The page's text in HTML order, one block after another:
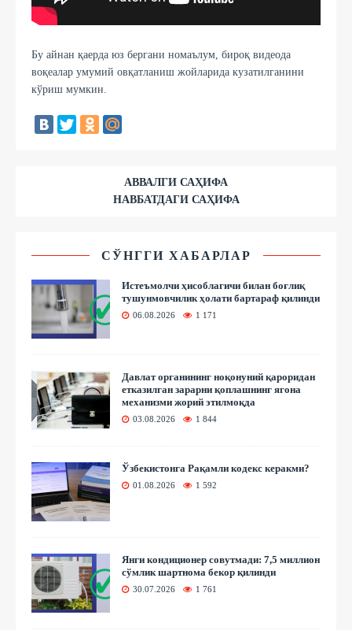
Бу айнан қаерда юз бергани номаълум, бироқ видеода
воқеалар умумий овқатланиш жойларида кузатилганини
кўриш мумкин.
АВВАЛГИ САҲИФА
НАВБАТДАГИ САҲИФА
СЎНГГИ ХАБАРЛАР
Истеъмолчи ҳисоблагичи билан боғлиқ
тушунмовчилик ҳолати бартараф қилинди
06.08.2026 1 171
Давлат органининг ноқонуний қароридан
етказилган зарарни қоплашнинг ягона
механизми жорий этилмоқда
03.08.2026 1 844
Ўзбекистонга Рақамли кодекс керакми?
01.08.2026 1 592
Янги кондиционер совутмади: 7,5 миллион
сўмлик шартнома бекор қилинди
30.07.2026 1 761